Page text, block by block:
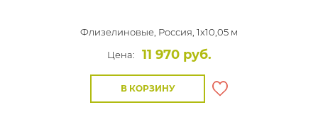
Флизелиновые, Россия, 1x10,05 м
Цена:
11 970 руб.
В КОРЗИНУ